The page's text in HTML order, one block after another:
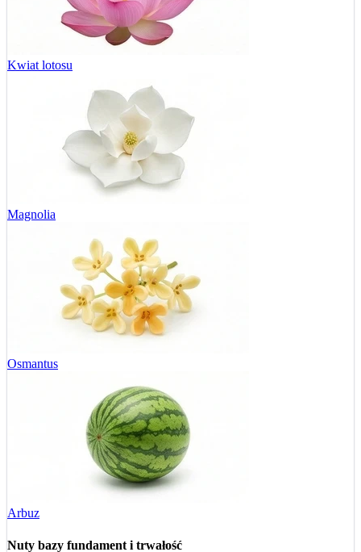
Kwiat lotosu
Magnolia
Osmantus
Arbuz
Nuty bazy fundament i trwałość